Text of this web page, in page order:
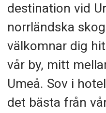
destination vid
norrländska
välkomnar dig
vår by, mitt
Umeå. Sov i
det bästa från